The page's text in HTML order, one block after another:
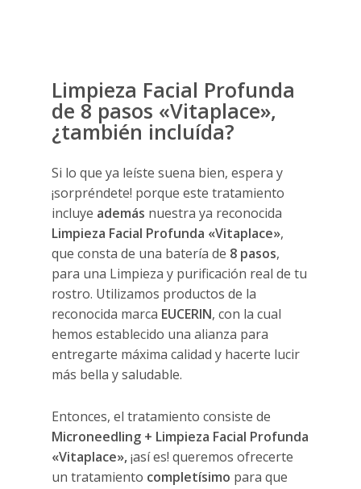
Limpieza Facial Profunda
de 8 pasos «Vitaplace»,
¿también incluída?
Si lo que ya leíste suena bien, espera y
¡sorpréndete! porque este tratamiento
incluye además nuestra ya reconocida
Limpieza Facial Profunda «Vitaplace»,
que consta de una batería de 8 pasos,
para una Limpieza y purificación real de tu
rostro. Utilizamos productos de la
reconocida marca EUCERIN, con la cual
hemos establecido una alianza para
entregarte máxima calidad y hacerte lucir
más bella y saludable.
Entonces, el tratamiento consiste de
Microneedling + Limpieza Facial Profunda
«Vitaplace»,¡así es! queremos ofrecerte
un tratamiento completísimo para que